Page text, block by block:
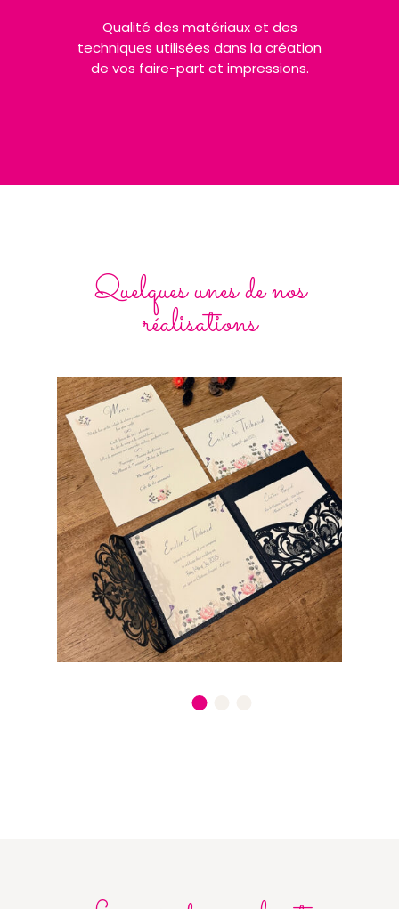
Qualité des matériaux et des
techniques utilisées dans la création
de vos faire-part et impressions.
Quelques unes de nos
réalisations